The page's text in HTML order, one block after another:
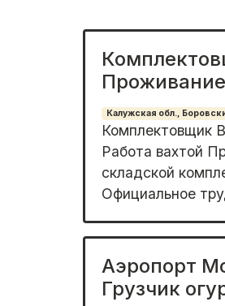
Калужская обл.,
Комплектовщик
Работа вахтой
складской
Официальное
Аэропорт
Грузчик